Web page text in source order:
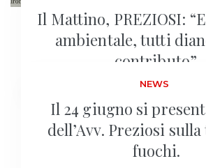
Il Mattino, PREZIOSI:
ambientale, tutti
contributo”.
NEWS
Il 24 giugno si
dell’Avv. Preziosi
fuochi.